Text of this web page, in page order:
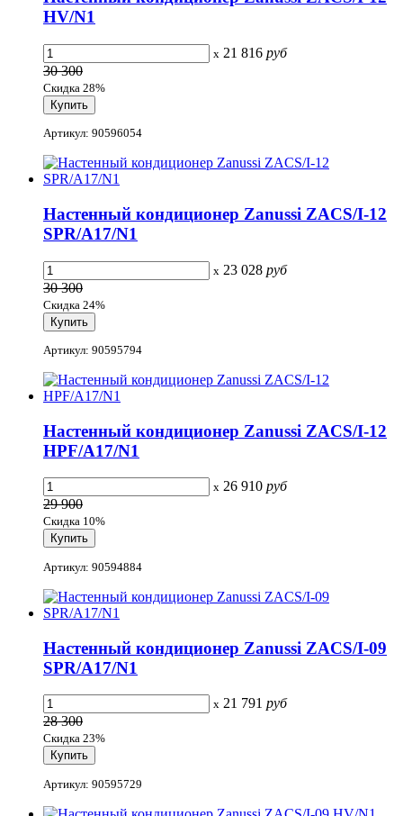
HV/N1
x 21 816 руб
30 300
Скидка 28%
Артикул: 90596054
Настенный кондиционер Zanussi ZACS/I-12
SPR/A17/N1
x 23 028 руб
30 300
Скидка 24%
Артикул: 90595794
Настенный кондиционер Zanussi ZACS/I-12
HPF/A17/N1
x 26 910 руб
29 900
Скидка 10%
Артикул: 90594884
Настенный кондиционер Zanussi ZACS/I-09
SPR/A17/N1
x 21 791 руб
28 300
Скидка 23%
Артикул: 90595729